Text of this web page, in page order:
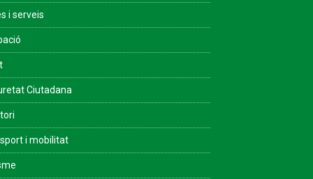
i serveis
Ciutadana
i mobilitat